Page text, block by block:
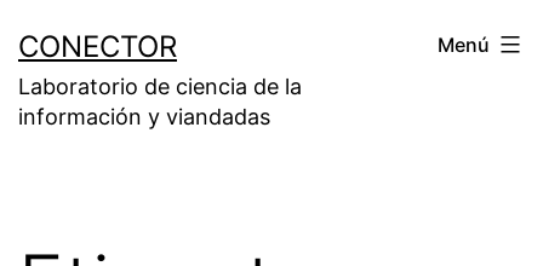
contenido
CONECTOR
Laboratorio de ciencia de la
información y viandadas
Menú